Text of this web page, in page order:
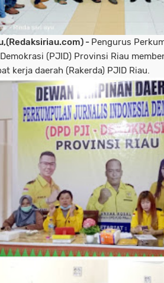
- Pengurus
(PJID) Provinsi Riau
kerja daerah (Rakerda) PJID Riau.